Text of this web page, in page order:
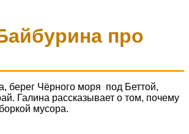
про
берег Чёрного моря под Беттой,
Галина рассказывает о том, почему
мусора.